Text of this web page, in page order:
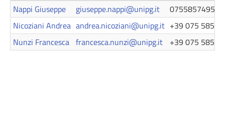
Nappi Giuseppe
giuseppe.nappi@unipg.it
0755857495
Nicoziani Andrea andrea.nicoziani@unipg.it +39 075 585
Nunzi Francesca francesca.nunzi@unipg.it +39 075 585